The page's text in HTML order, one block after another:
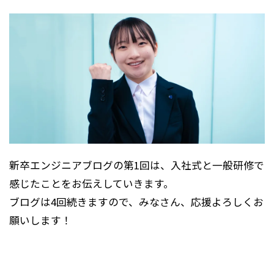
新卒エンジニアブログの第1回は、入社式と一般研修で
感じたことをお伝えしていきます。
ブログは4回続きますので、みなさん、応援よろしくお
願いします！